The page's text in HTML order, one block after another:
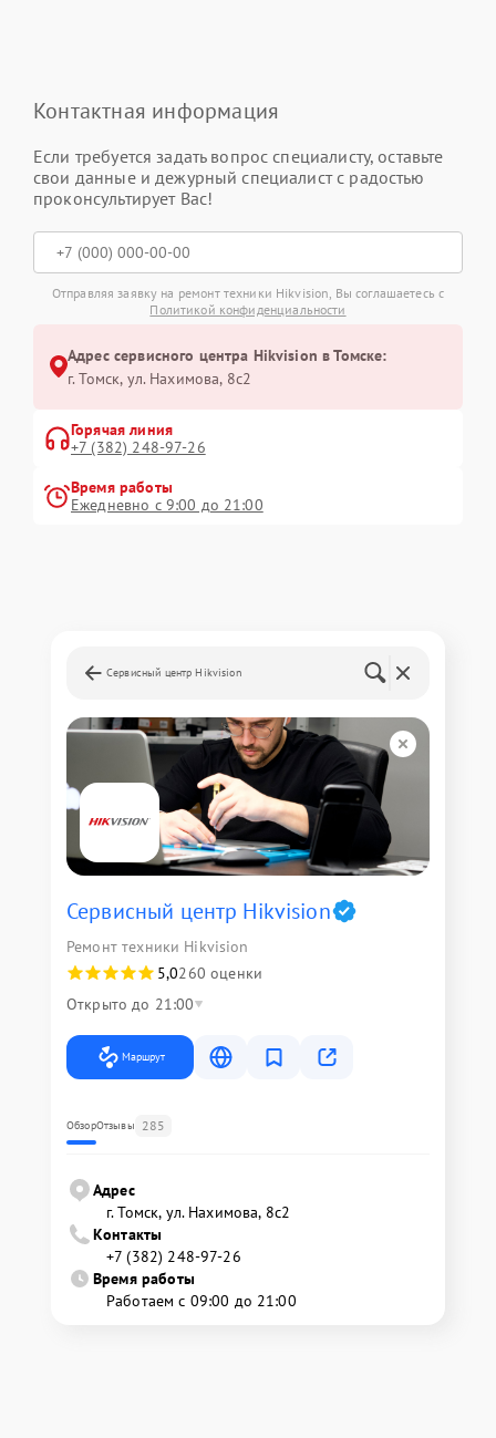
Контактная информация
Если требуется задать вопрос специалисту, оставьте
свои данные и дежурный специалист с радостью
проконсультирует Вас!
Отправляя заявку на ремонт техники Hikvision, Вы соглашаетесь с
Политикой конфиденциальности
Адрес сервисного центра Hikvision в Томске:
г. Томск, ул. Нахимова, 8с2
Горячая линия
+7 (382) 248-97-26
Время работы
Ежедневно с 9:00 до 21:00
Сервисный центр Hikvision
Сервисный центр Hikvision
Ремонт техники Hikvision
5,0260 оценки
Открыто до 21:00
Маршрут
ОбзорОтзывы 285
Адрес
г. Томск, ул. Нахимова, 8с2
Контакты
+7 (382) 248-97-26
Время работы
Работаем с 09:00 до 21:00